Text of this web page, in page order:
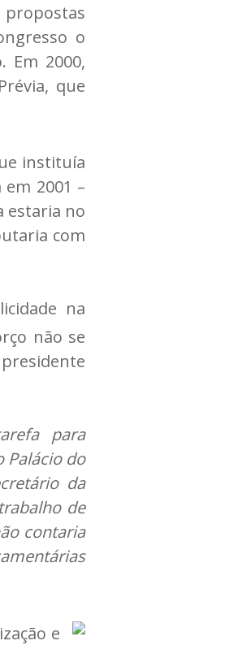
o
Em 2000,
que
instituía
2001 –
estaria no
com
na
não se
para
Palácio do
da
de
contaria
e